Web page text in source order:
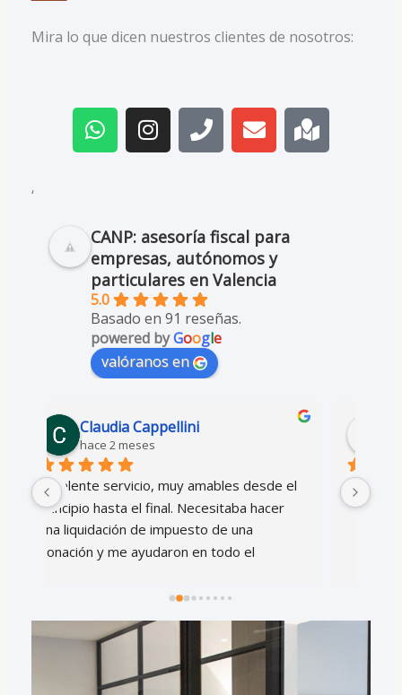
Mira lo que dicen nuestros clientes de nosotros:
h
a
t
p
p
n
s
t
r
a
m
h
o
n
n
v
e
p
e
a
p
-
‘
CANP: asesoría fiscal para
empresas, autónomos y
particulares en Valencia
5.0
Basado en 91 reseñas.
powered byGoogle
valóranos en
Cristina Cabadas Arteaga
hace 3 meses